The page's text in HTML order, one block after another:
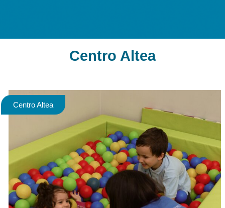
Centro Altea
Centro Altea